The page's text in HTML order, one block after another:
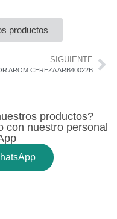
productos
SIGUIENTE
AROM CEREZA ARB40022B
productos?
con nuestro personal